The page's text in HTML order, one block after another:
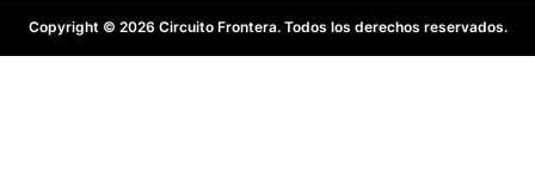
Copyright © 2026 Circuito Frontera. Todos los derechos reservados.